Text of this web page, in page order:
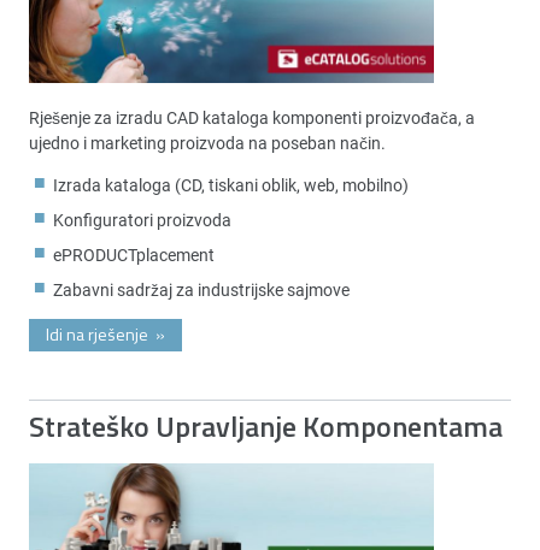
Rješenje za izradu CAD kataloga komponenti proizvođača, a
ujedno i marketing proizvoda na poseban način.
Izrada kataloga (CD, tiskani oblik, web, mobilno)
Konfiguratori proizvoda
ePRODUCTplacement
Zabavni sadržaj za industrijske sajmove
Idi na rješenje »
Strateško Upravljanje Komponentama